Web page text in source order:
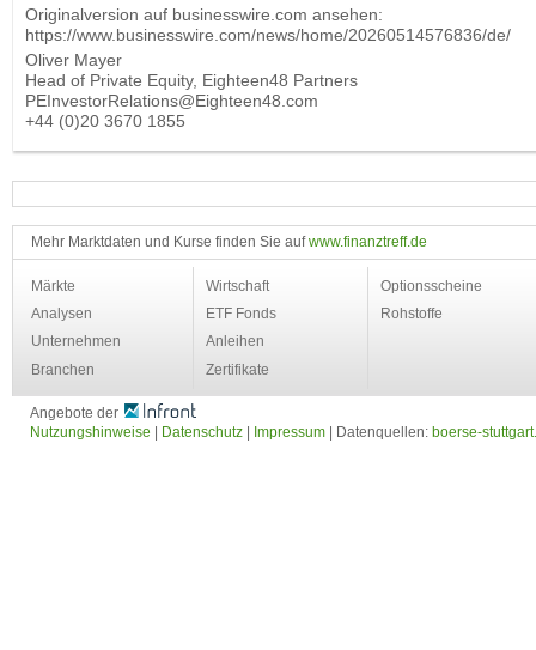
Originalversion auf businesswire.com ansehen:
https://www.businesswire.com/news/home/20260514576836/de/
Oliver Mayer
Head of Private Equity, Eighteen48 Partners
PEInvestorRelations@Eighteen48.com
+44 (0)20 3670 1855
Mehr Marktdaten und Kurse finden Sie aufwww.finanztreff.de
Märkte
Analysen
Unternehmen
Branchen
Wirtschaft
ETF Fonds
Anleihen
Zertifikate
Optionsscheine
Rohstoffe
Angebote der
Nutzungshinweise
Datenschutz Impressum | Datenquellen: boerse-